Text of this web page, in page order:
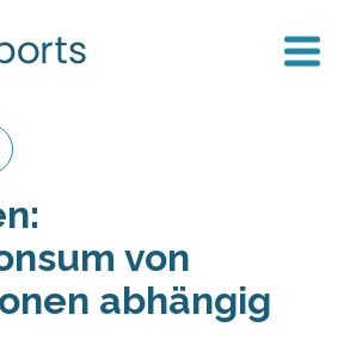
von
abhängig